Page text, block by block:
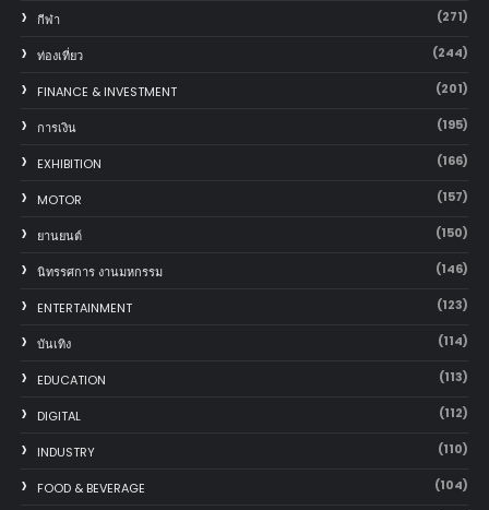
กีฬา (271)
ท่องเที่ยว (244)
FINANCE & INVESTMENT (201)
การเงิน (195)
EXHIBITION (166)
MOTOR (157)
‎ยานยนต์‎ (150)
นิทรรศการ งานมหกรรม (146)
ENTERTAINMENT (123)
บันเทิง (114)
EDUCATION (113)
DIGITAL (112)
INDUSTRY (110)
FOOD & BEVERAGE (104)